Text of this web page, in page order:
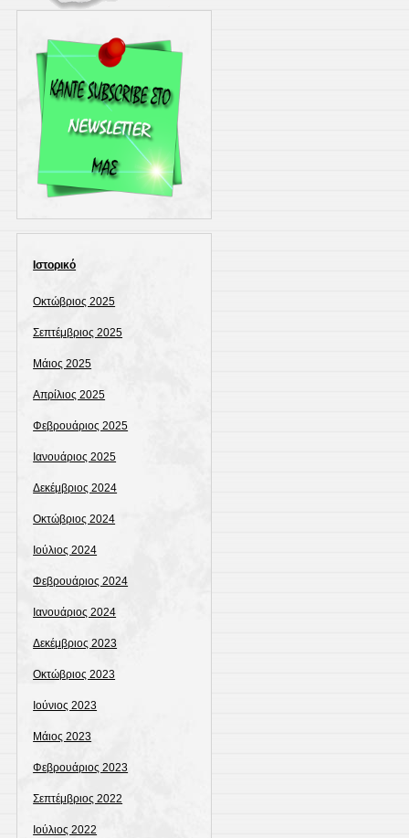
Ιστορικό
Οκτώβριος 2025
Σεπτέμβριος 2025
Μάιος 2025
Απρίλιος 2025
Φεβρουάριος 2025
Ιανουάριος 2025
Δεκέμβριος 2024
Οκτώβριος 2024
Ιούλιος 2024
Φεβρουάριος 2024
Ιανουάριος 2024
Δεκέμβριος 2023
Οκτώβριος 2023
Ιούνιος 2023
Μάιος 2023
Φεβρουάριος 2023
Σεπτέμβριος 2022
Ιούλιος 2022